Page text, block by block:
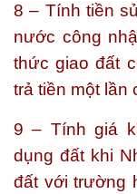
8 – Tính tiền
nước công
thức giao đất
trả tiền một lần
9 – Tính giá
dụng đất khi
đất với trường